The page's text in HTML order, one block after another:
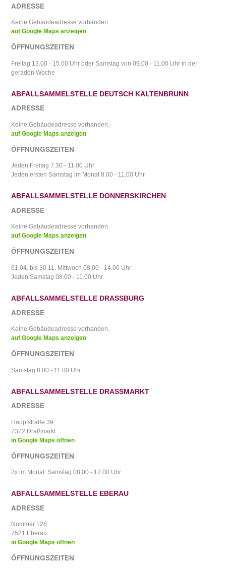
ADRESSE
Keine Gebäudeadresse vorhanden.
auf Google Maps anzeigen
ÖFFNUNGSZEITEN
Freitag 13.00 - 15.00 Uhr oder Samstag von 09.00 - 11.00 Uhr in der
geraden Woche
ABFALLSAMMELSTELLE DEUTSCH KALTENBRUNN
ADRESSE
Keine Gebäudeadresse vorhanden.
auf Google Maps anzeigen
ÖFFNUNGSZEITEN
Jeden Freitag 7.30 - 11.00 Uhr
Jeden ersten Samstag im Monat 8.00 - 11.00 Uhr
ABFALLSAMMELSTELLE DONNERSKIRCHEN
ADRESSE
Keine Gebäudeadresse vorhanden.
auf Google Maps anzeigen
ÖFFNUNGSZEITEN
01.04. bis 30.11. Mittwoch 08.00 - 14.00 Uhr
Jeden Samstag 08.00 - 11.00 Uhr
ABFALLSAMMELSTELLE DRASSBURG
ADRESSE
Keine Gebäudeadresse vorhanden.
auf Google Maps anzeigen
ÖFFNUNGSZEITEN
Samstag 8.00 - 11.00 Uhr
ABFALLSAMMELSTELLE DRASSMARKT
ADRESSE
Hauptstraße 39
7372 Draßmarkt
in Google Maps öffnen
ÖFFNUNGSZEITEN
2x im Monat: Samstag 08.00 - 12.00 Uhr
ABFALLSAMMELSTELLE EBERAU
ADRESSE
Nummer 128
7521 Eberau
in Google Maps öffnen
ÖFFNUNGSZEITEN